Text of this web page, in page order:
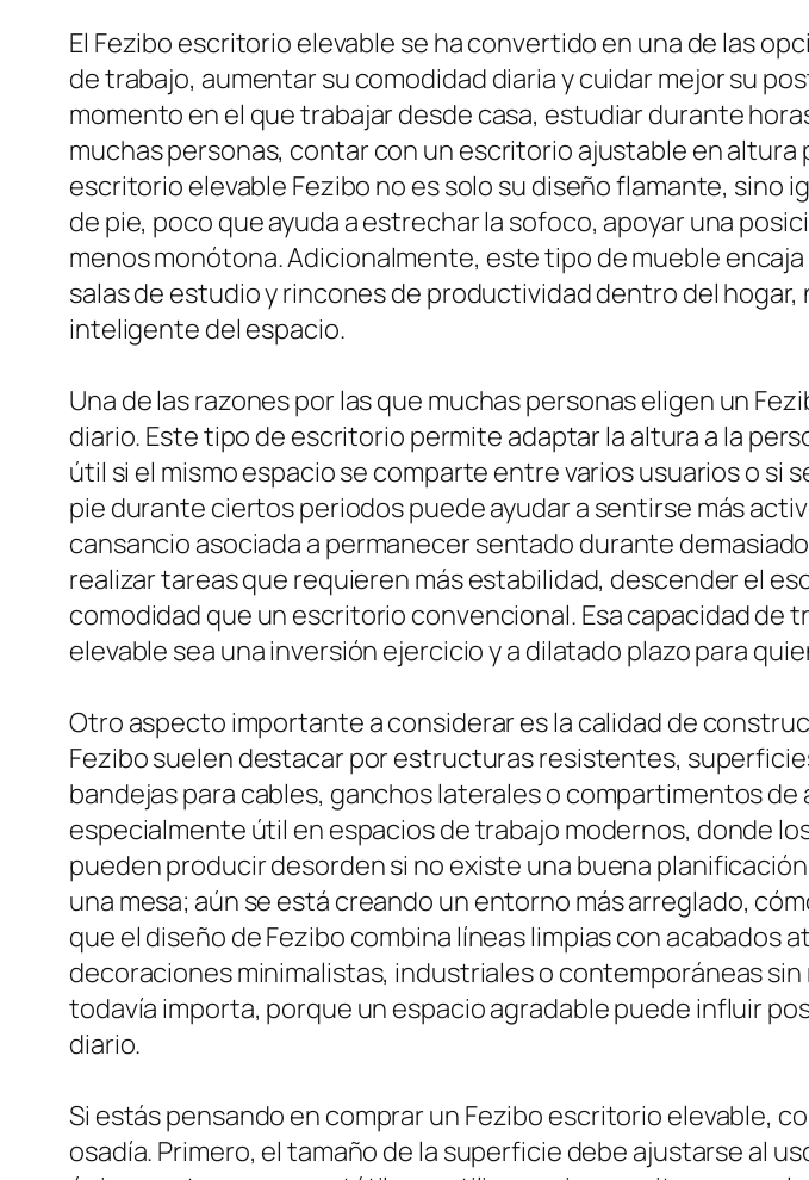
El Fezibo escritorio elevable se ha convertido en una de las
de trabajo, aumentar su comodidad diaria y cuidar mejor su
momento en el que trabajar desde casa, estudiar durante
muchas personas, contar con un escritorio ajustable en altura
escritorio elevable Fezibo no es solo su diseño flamante,
de pie, poco que ayuda a estrechar la sofoco, apoyar una
menos monótona. Adicionalmente, este tipo de mueble
salas de estudio y rincones de productividad dentro del
inteligente del espacio.
Una de las razones por las que muchas personas eligen un
diario. Este tipo de escritorio permite adaptar la altura a la
útil si el mismo espacio se comparte entre varios usuarios o si
pie durante ciertos periodos puede ayudar a sentirse más
cansancio asociada a permanecer sentado durante
realizar tareas que requieren más estabilidad, descender el
comodidad que un escritorio convencional. Esa capacidad
elevable sea una inversión ejercicio y a dilatado plazo para
Otro aspecto importante a considerar es la calidad de
Fezibo suelen destacar por estructuras resistentes,
bandejas para cables, ganchos laterales o compartimentos
especialmente útil en espacios de trabajo modernos, donde
pueden producir desorden si no existe una buena
una mesa; aún se está creando un entorno más arreglado,
que el diseño de Fezibo combina líneas limpias con
decoraciones minimalistas, industriales o contemporáneas
todavía importa, porque un espacio agradable puede influir
diario.
Si estás pensando en comprar un Fezibo escritorio elevable,
osadía. Primero, el tamaño de la superficie debe ajustarse al